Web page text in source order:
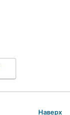
Наверх